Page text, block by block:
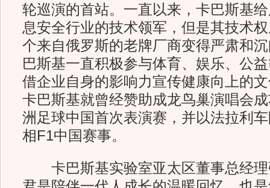
轮巡演的首站。一直以来，卡巴斯基
息安全行业的技术领军，但是其技术
个来自俄罗斯的老牌厂商变得严肃和
巴斯基一直积极参与体育、娱乐、公
借企业自身的影响力宣传健康向上的
卡巴斯基就曾经赞助成龙鸟巢演唱会
洲足球中国首次表演赛，并以法拉利
相F1中国赛事。
卡巴斯基实验室亚太区董事总经理